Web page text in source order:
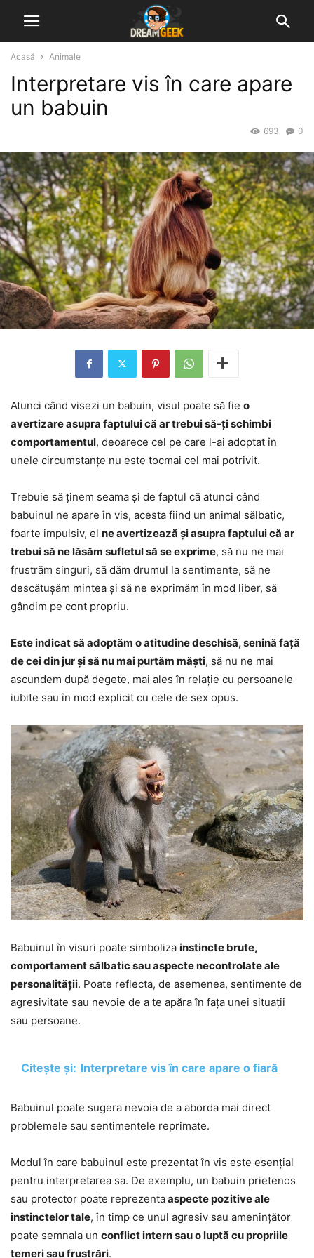
Acasă Animale
Interpretare vis în care apare
un babuin
0
693
Atunci când visezi un babuin, visul poate să fie o
avertizare asupra faptului că ar trebui să-ți schimbi
comportamentul, deoarece cel pe care l-ai adoptat în
unele circumstanțe nu este tocmai cel mai potrivit.
Trebuie să ținem seama și de faptul că atunci când
babuinul ne apare în vis, acesta fiind un animal sălbatic,
foarte impulsiv, el ne avertizează și asupra faptului că ar
trebui să ne lăsăm sufletul să se exprime, să nu ne mai
frustrăm singuri, să dăm drumul la sentimente, să ne
descătușăm mintea și să ne exprimăm în mod liber, să
gândim pe cont propriu.
Este indicat să adoptăm o atitudine deschisă, senină față
de cei din jur și să nu mai purtăm măști, să nu ne mai
ascundem după degete, mai ales în relație cu persoanele
iubite sau în mod explicit cu cele de sex opus.
Babuinul în visuri poate simboliza instincte brute,
comportament sălbatic sau aspecte necontrolate ale
personalității. Poate reflecta, de asemenea, sentimente de
agresivitate sau nevoie de a te apăra în fața unei situații
sau persoane.
Citește și: Interpretare vis în care apare o fiară
Babuinul poate sugera nevoia de a aborda mai direct
problemele sau sentimentele reprimate.
Modul în care babuinul este prezentat în vis este esențial
pentru interpretarea sa. De exemplu, un babuin prietenos
sau protector poate reprezentaaspecte pozitive ale
instinctelor tale, în timp ce unul agresiv sau amenințător
poate semnala un conflict intern sau o luptă cu propriile
temeri sau frustrări.